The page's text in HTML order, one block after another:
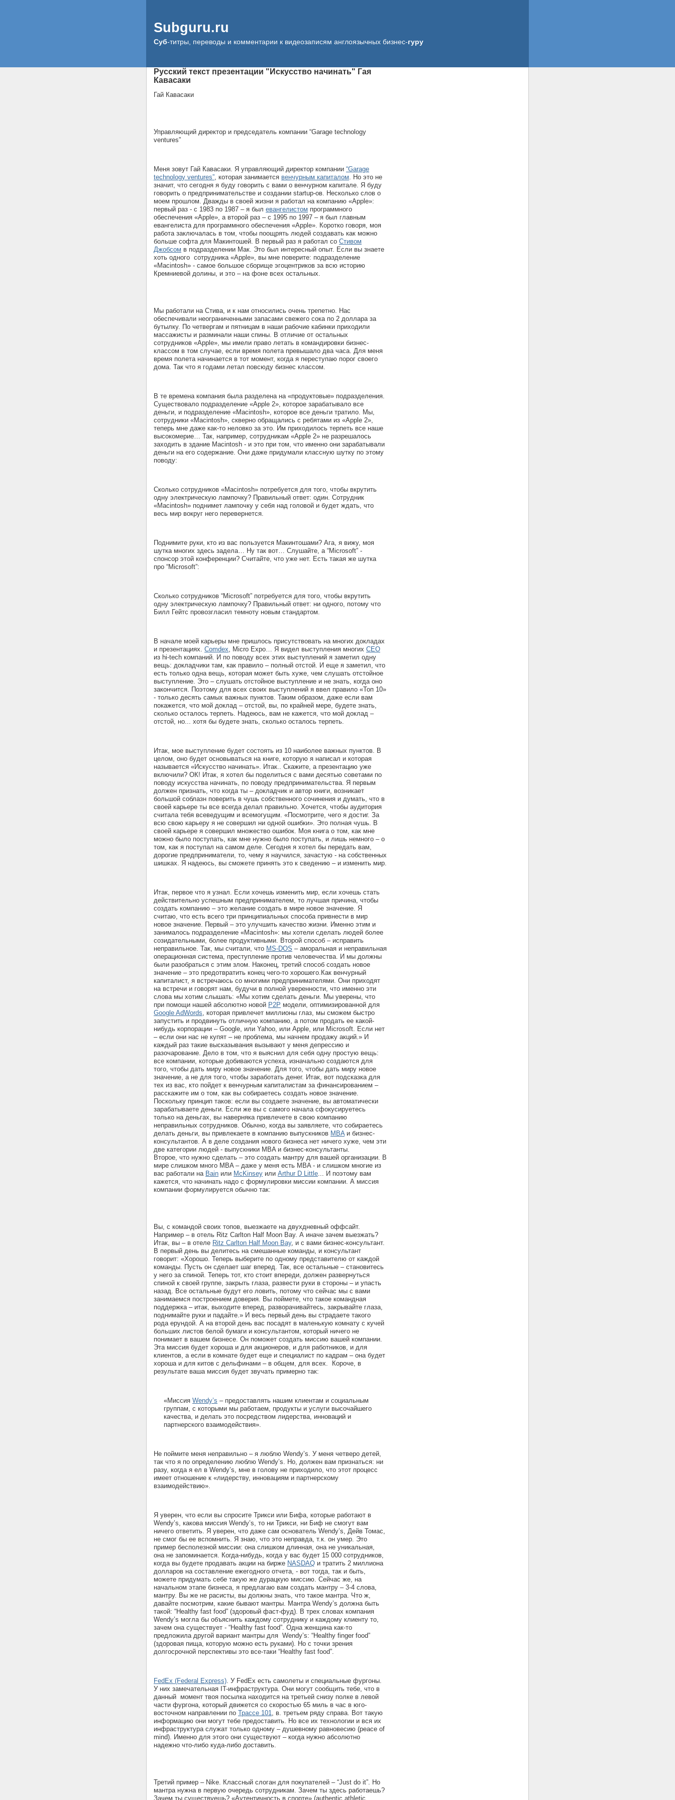
Subguru.ru
Суб-титры, переводы и комментарии к видеозаписям англоязычных бизнес-гуру
Русский текст презентации "Искусство начинать" Гая
Кавасаки
Гай Кавасаки
Управляющий директор и председатель компании “Garage technology
ventures”
Меня зовут Гай Кавасаки. Я управляющий директор компании “Garage
technology ventures” , которая занимается венчурным капиталом . Но это не
значит, что сегодня я буду говорить с вами о венчурном капитале. Я буду
говорить о предпринимательстве и создании startup-ов. Несколько слов о
моем прошлом. Дважды в своей жизни я работал на компанию «Apple»:
первый раз - с 1983 по 1987 – я был евангелистом программного
обеспечения «Apple», а второй раз – с 1995 по 1997 – я был главным
евангелиста для программного обеспечения «Apple». Коротко говоря, моя
работа заключалась в том, чтобы поощрять людей создавать как можно
больше софта для Макинтошей. В первый раз я работал со Стивом
Джобсом в подразделении Мак. Это был интересный опыт. Если вы знаете
хоть одного сотрудника «Apple», вы мне поверите: подразделение
«Macintosh» - самое большое сборище эгоцентриков за всю историю
Кремниевой долины, и это – на фоне всех остальных.
Мы работали на Стива, и к нам относились очень трепетно. Нас
обеспечивали неограниченными запасами свежего сока по 2 доллара за
бутылку. По четвергам и пятницам в наши рабочие кабинки приходили
массажисты и разминали наши спины. В отличие от остальных
сотрудников «Apple», мы имели право летать в командировки бизнес-
классом в том случае, если время полета превышало два часа. Для меня
время полета начинается в тот момент, когда я переступаю порог своего
дома. Так что я годами летал повсюду бизнес классом.
В те времена компания была разделена на «продуктовые» подразделения.
Существовало подразделение «Apple 2», которое зарабатывало все
деньги, и подразделение «Macintosh», которое все деньги тратило. Мы,
сотрудники «Macintosh», скверно обращались с ребятами из «Apple 2»,
теперь мне даже как-то неловко за это. Им приходилось терпеть все наше
высокомерие… Так, например, сотрудникам «Apple 2» не разрешалось
заходить в здание Macintosh - и это при том, что именно они зарабатывали
деньги на его содержание. Они даже придумали классную шутку по этому
поводу:
Сколько сотрудников «Macintosh» потребуется для того, чтобы вкрутить
одну электрическую лампочку? Правильный ответ: один. Сотрудник
«Macintosh» поднимет лампочку у себя над головой и будет ждать, что
весь мир вокруг него перевернется.
Поднимите руки, кто из вас пользуется Макинтошами? Ага, я вижу, моя
шутка многих здесь задела… Ну так вот… Слушайте, а “Microsoft” -
спонсор этой конференции? Считайте, что уже нет. Есть такая же шутка
про “Microsoft”:
Сколько сотрудников “Microsoft” потребуется для того, чтобы вкрутить
одну электрическую лампочку? Правильный ответ: ни одного, потому что
Билл Гейтс провозгласил темноту новым стандартом.
В начале моей карьеры мне пришлось присутствовать на многих докладах
и презентациях. Comdex , Micro Expo… Я видел выступления многих CEO
из hi-tech компаний. И по поводу всех этих выступлений я заметил одну
вещь: докладчики там, как правило – полный отстой. И еще я заметил, что
есть только одна вещь, которая может быть хуже, чем слушать отстойное
выступление. Это – слушать отстойное выступление и не знать, когда оно
закончится. Поэтому для всех своих выступлений я ввел правило «Топ 10»
- только десять самых важных пунктов. Таким образом, даже если вам
покажется, что мой доклад – отстой, вы, по крайней мере, будете знать,
сколько осталось терпеть. Надеюсь, вам не кажется, что мой доклад –
отстой, но... хотя бы будете знать, сколько осталось терпеть.
Итак, мое выступление будет состоять из 10 наиболее важных пунктов. В
целом, оно будет основываться на книге, которую я написал и которая
называется «Искусство начинать». Итак.. Скажите, а презентацию уже
включили? ОК! Итак, я хотел бы поделиться с вами десятью советами по
поводу искусства начинать, по поводу предпринимательства. Я первым
должен признать, что когда ты – докладчик и автор книги, возникает
большой соблазн поверить в чушь собственного сочинения и думать, что в
своей карьере ты все всегда делал правильно. Хочется, чтобы аудитория
считала тебя всеведущим и всемогущим. «Посмотрите, чего я достиг. За
всю свою карьеру я не совершил ни одной ошибки». Это полная чушь. В
своей карьере я совершил множество ошибок. Моя книга о том, как мне
можно было поступать, как мне нужно было поступать, и лишь немного – о
том, как я поступал на самом деле. Сегодня я хотел бы передать вам,
дорогие предприниматели, то, чему я научился, зачастую - на собственных
шишках. Я надеюсь, вы сможете принять это к сведению – и изменить мир.
Итак, первое что я узнал. Если хочешь изменить мир, если хочешь стать
действительно успешным предпринимателем, то лучшая причина, чтобы
создать компанию – это желание создать в мире новое значение. Я
считаю, что есть всего три принципиальных способа привнести в мир
новое значение. Первый – это улучшить качество жизни. Именно этим и
занималось подразделение «Macintosh»: мы хотели сделать людей более
созидательными, более продуктивными. Второй способ – исправить
неправильное. Так, мы считали, что MS-DOS – аморальная и неправильная
операционная система, преступление против человечества. И мы должны
были разобраться с этим злом. Наконец, третий способ создать новое
значение – это предотвратить конец чего-то хорошего.Как венчурный
капиталист, я встречаюсь со многими предпринимателями. Они приходят
на встречи и говорят нам, будучи в полной уверенности, что именно эти
слова мы хотим слышать: «Мы хотим сделать деньги. Мы уверены, что
при помощи нашей абсолютно новой P2P модели, оптимизированной для
Google AdWords , которая привлечет миллионы глаз, мы сможем быстро
запустить и продвинуть отличную компанию, а потом продать ее какой-
нибудь корпорации – Google, или Yahoo, или Apple, или Microsoft. Если нет
– если они нас не купят – не проблема, мы начнем продажу акций.» И
каждый раз такие высказывания вызывают у меня депрессию и
разочарование. Дело в том, что я выяснил для себя одну простую вещь:
все компании, которые добиваются успеха, изначально создаются для
того, чтобы дать миру новое значение. Для того, чтобы дать миру новое
значение, а не для того, чтобы заработать денег. Итак, вот подсказка для
тех из вас, кто пойдет к венчурным капиталистам за финансированием –
расскажите им о том, как вы собираетесь создать новое значение.
Поскольку принцип таков: если вы создаете значение, вы автоматически
зарабатываете деньги. Если же вы с самого начала сфокусируетесь
только на деньгах, вы наверняка привлечете в свою компанию
неправильных сотрудников. Обычно, когда вы заявляете, что собираетесь
делать деньги, вы привлекаете в компанию выпускников MBA и бизнес-
консультантов. А в деле создания нового бизнеса нет ничего хуже, чем эти
две категории людей - выпускники MBA и бизнес-консультанты.
Второе, что нужно сделать – это создать мантру для вашей организации. В
мире слишком много MBA – даже у меня есть MBA - и слишком многие из
вас работали на Bain или McKinsey или Arthur D Little ... И поэтому вам
кажется, что начинать надо с формулировки миссии компании. А миссия
компании формулируется обычно так:
Вы, с командой своих топов, выезжаете на двухдневный оффсайт.
Например – в отель Ritz Carlton Half Moon Bay. А иначе зачем выезжать?
Итак, вы – в отеле Ritz Carlton Half Moon Bay, и с вами бизнес-консультант.
В первый день вы делитесь на смешанные команды, и консультант
говорит: «Хорошо. Теперь выберите по одному представителю от каждой
команды. Пусть он сделает шаг вперед. Так, все остальные – становитесь
у него за спиной. Теперь тот, кто стоит впереди, должен развернуться
спиной к своей группе, закрыть глаза, развести руки в стороны – и упасть
назад. Все остальные будут его ловить, потому что сейчас мы с вами
занимаемся построением доверия. Вы поймете, что такое командная
поддержка – итак, выходите вперед, разворачивайтесь, закрывайте глаза,
поднимайте руки и падайте.» И весь первый день вы страдаете такого
рода ерундой. А на второй день вас посадят в маленькую комнату с кучей
больших листов белой бумаги и консультантом, который ничего не
понимает в вашем бизнесе. Он поможет создать миссию вашей компании.
Эта миссия будет хороша и для акционеров, и для работников, и для
клиентов, а если в комнате будет еще и специалист по кадрам – она будет
хороша и для китов с дельфинами – в общем, для всех. Короче, в
результате ваша миссия будет звучать примерно так:
«Миссия Wendy’s – предоставлять нашим клиентам и социальным
группам, с которыми мы работаем, продукты и услуги высочайшего
качества, и делать это посредством лидерства, инноваций и
партнерского взаимодействия».
Не поймите меня неправильно – я люблю Wendy’s. У меня четверо детей,
так что я по определению люблю Wendy’s. Но, должен вам признаться: ни
разу, когда я ел в Wendy’s, мне в голову не приходило, что этот процесс
имеет отношение к «лидерству, инновациям и партнерскому
взаимодействию».
Я уверен, что если вы спросите Трикси или Бифа, которые работают в
Wendy’s, какова миссия Wendy’s, то ни Трикси, ни Биф не смогут вам
ничего ответить. Я уверен, что даже сам основатель Wendy’s, Дейв Томас,
не смог бы ее вспомнить. Я знаю, что это неправда, т.к. он умер. Это
пример бесполезной миссии: она слишком длинная, она не уникальная,
она не запоминается. Когда-нибудь, когда у вас будет 15 000 сотрудников,
когда вы будете продавать акции на бирже NASDAQ и тратить 2 миллиона
долларов на составление ежегодного отчета, - вот тогда, так и быть,
можете придумать себе такую же дурацкую миссию. Сейчас же, на
начальном этапе бизнеса, я предлагаю вам создать мантру – 3-4 слова,
мантру. Вы же не расисты, вы должны знать, что такое мантра. Что ж,
давайте посмотрим, какие бывают мантры. Мантра Wendy’s должна быть
такой: “Healthy fast food” (здоровый фаст-фуд). В трех словах компания
Wendy’s могла бы объяснить каждому сотруднику и каждому клиенту то,
зачем она существует - “Healthy fast food”. Одна женщина как-то
предложила другой вариант мантры для Wendy’s: “Healthy finger food”
(здоровая пища, которую можно есть руками). Но с точки зрения
долгосрочной перспективы это все-таки “Healthy fast food”.
FedEx (Federal Express) . У FedEx есть самолеты и специальные фургоны.
У них замечательная IT-инфраструктура. Они могут сообщить тебе, что в
данный момент твоя посылка находится на третьей снизу полке в левой
части фургона, который движется со скоростью 65 миль в час в юго-
восточном направлении по Трассе 101
, в. третьем ряду справа. Вот такую
информацию они могут тебе предоставить. Но все их технологии и вся их
инфраструктура служат только одному – душевному равновесию (peace of
mind). Именно для этого они существуют – когда нужно абсолютно
надежно что-либо куда-либо доставить.
Третий пример – Nike. Классный слоган для покупателей – “Just do it”. Но
мантра нужна в первую очередь сотрудникам. Зачем ты здесь работаешь?
Зачем ты существуешь? «Аутентичность в спорте» (authentic athletic